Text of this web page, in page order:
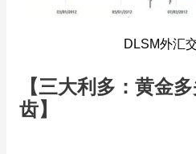
DLSM外汇
【三大利多：黄金
齿】